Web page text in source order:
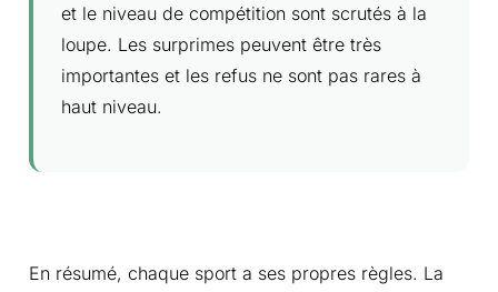
et le niveau de compétition sont scrutés à la
loupe. Les surprimes peuvent être très
importantes et les refus ne sont pas rares à
haut niveau.
En résumé, chaque sport a ses propres règles. La